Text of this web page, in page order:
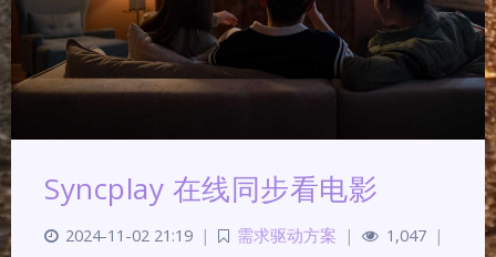
Sans Serif Serif
Syncplay 在线同步看电影
2024-11-02 21:19 | 需求驱动方案 | 1,047 |